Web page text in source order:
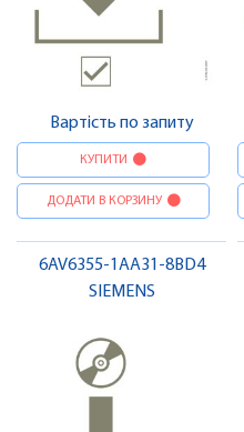
Вартість по запиту
КУПИТИ
ДОДАТИ В КОРЗИНУ
6AV6355-1AA31-8BD4
SIEMENS